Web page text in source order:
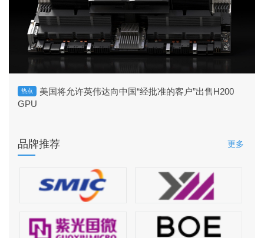
热点
美国将允许英伟达向中国“经批准的客户”出售H200
GPU
品牌推荐 更多